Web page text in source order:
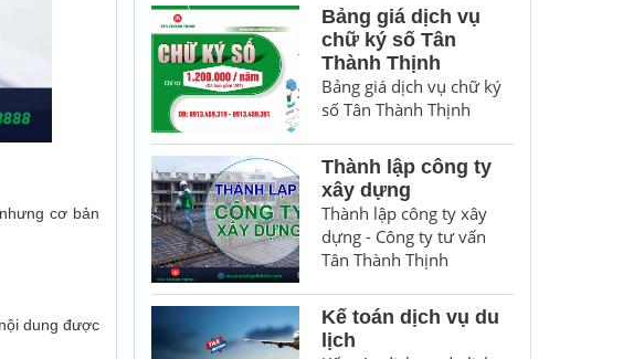
cơ bản
dung được
Bảng giá dịch vụ
chữ ký số Tân
Thành Thịnh
Bảng giá dịch vụ chữ ký
số Tân Thành Thịnh
Thành lập công ty
xây dựng
Thành lập công ty xây
dựng - Công ty tư vấn
Tân Thành Thịnh
Kế toán dịch vụ du
lịch